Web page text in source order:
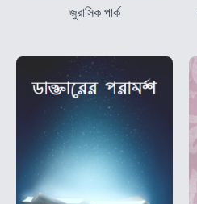
জুরাসিক পার্ক